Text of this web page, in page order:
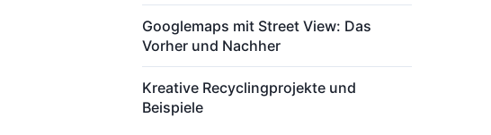
Googlemaps mit Street View: Das
Vorher und Nachher
Kreative Recyclingprojekte und
Beispiele